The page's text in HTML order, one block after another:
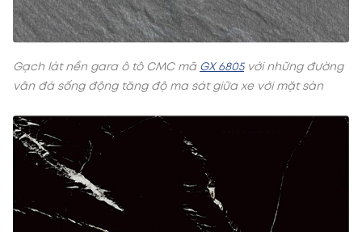
Gạch lát nền gara ô tô CMC mã GX 6805với những đường
vân đá sống động tăng độ ma sát giữa xe với mặt sàn